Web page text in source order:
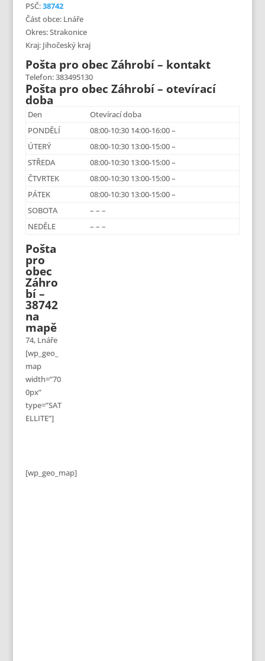
PSČ:38742
Část obce: Lnáře
Okres: Strakonice
Kraj: Jihočeský kraj
Pošta pro obec Záhrobí – kontakt
Telefon: 383495130
Pošta pro obec Záhrobí – otevírací
doba
Den
Otevírací doba
PONDĚLÍ
08:00-10:30 14:00-16:00 –
ÚTERÝ
08:00-10:30 13:00-15:00 –
STŘEDA
08:00-10:30 13:00-15:00 –
ČTVRTEK
08:00-10:30 13:00-15:00 –
PÁTEK
08:00-10:30 13:00-15:00 –
SOBOTA
– – –
NEDĚLE
– – –
[wp_geo_map]
Pošta
pro
obec
Záhro
bí –
38742
na
mapě
74, Lnáře
[wp_geo_
map
width=”70
0px”
type=”SAT
ELLITE”]